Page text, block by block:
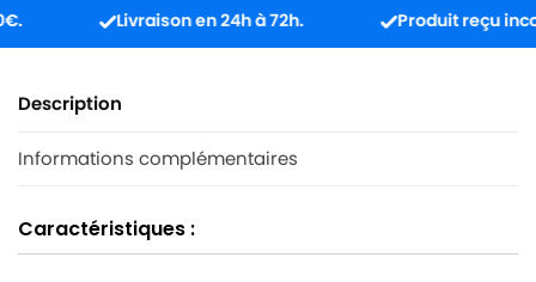
Livraison en 24h à 72h. Produit reçu
Description
Informations complémentaires
Caractéristiques :